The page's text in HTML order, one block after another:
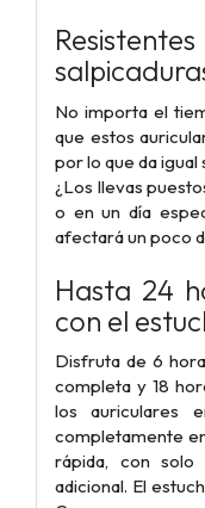
No importa el
que estos
por lo que da igual
¿Los llevas
o en un día
afectará un poco
Hasta 24
con el
Disfruta de 6
completa y 18
los auriculares
completamente
rápida, con solo
adicional. El